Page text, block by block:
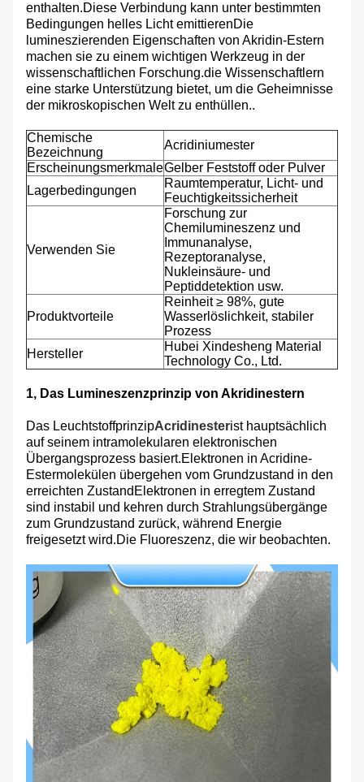
enthalten.Diese Verbindung kann unter bestimmten
Bedingungen helles Licht emittierenDie
lumineszierenden Eigenschaften von Akridin-Estern
machen sie zu einem wichtigen Werkzeug in der
wissenschaftlichen Forschung.die Wissenschaftlern
eine starke Unterstützung bietet, um die Geheimnisse
der mikroskopischen Welt zu enthüllen..
Chemische
Bezeichnung
Acridiniumester
ErscheinungsmerkmaleGelber Feststoff oder Pulver
Lagerbedingungen
Raumtemperatur, Licht- und
Feuchtigkeitssicherheit
Verwenden Sie
Forschung zur
Chemilumineszenz und
Immunanalyse,
Rezeptoranalyse,
Nukleinsäure- und
Peptiddetektion usw.
Produktvorteile
Reinheit ≥ 98%, gute
Wasserlöslichkeit, stabiler
Prozess
Hersteller
Hubei Xindesheng Material
Technology Co., Ltd.
1, Das Lumineszenzprinzip von Akridinestern
Das LeuchtstoffprinzipAcridinesterist hauptsächlich
auf seinem intramolekularen elektronischen
Übergangsprozess basiert.Elektronen in Acridine-
Estermolekülen übergehen vom Grundzustand in den
erreichten ZustandElektronen in erregtem Zustand
sind instabil und kehren durch Strahlungsübergänge
zum Grundzustand zurück, während Energie
freigesetzt wird.Die Fluoreszenz, die wir beobachten.